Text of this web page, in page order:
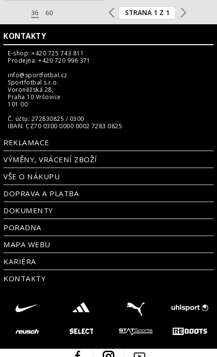
36 60 STRANA 1 Z 1
KONTAKTY
E-shop: +420 725 743 811
Prodejna: +420 720 996 371
info@sportfotbal.cz
Sportfotbal s.r.o.
Voroněžská 28,
Praha 10 Vršovice
101 00
Č. účtu: 272830825 / 0300
IBAN: CZ70 0300 0000 0002 7283 0825
REKLAMACE
VÝMĚNY, VRÁCENÍ ZBOŽÍ
VŠE O NÁKUPU
DOPRAVA A PLATBA
DOKUMENTY
PORADNA
MAPA WEBU
KARIÉRA
KONTAKTY
Facebook Instagram